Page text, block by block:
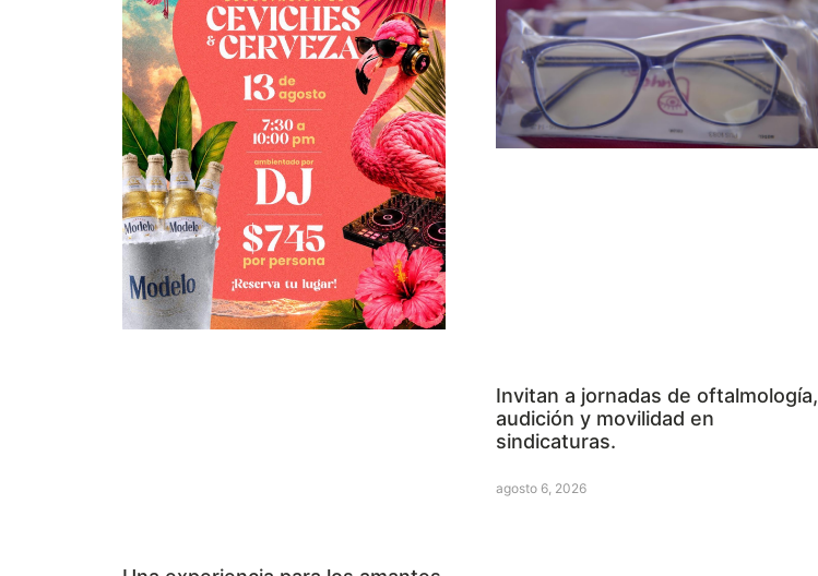
Invitan a jornadas de oftalmología,
audición y movilidad en
sindicaturas.
agosto 6, 2026